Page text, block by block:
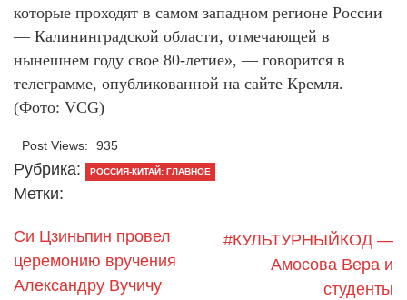
которые проходят в самом западном регионе России
— Калининградской области, отмечающей в
нынешнем году свое 80-летие», — говорится в
телеграмме, опубликованной на сайте Кремля.
(Фото: VCG)
Post Views: 935
Рубрика: РОССИЯ-КИТАЙ: ГЛАВНОЕ
Метки:
Си Цзиньпин провел
церемонию вручения
Александру Вучичу
#КУЛЬТУРНЫЙКОД —
Амосова Вера и
студенты